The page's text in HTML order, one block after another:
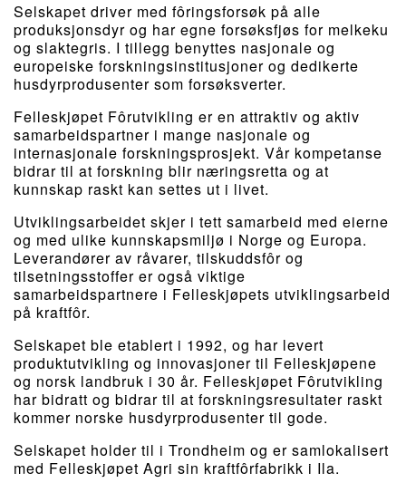
Selskapet driver med fôringsforsøk på alle
produksjonsdyr og har egne forsøksfjøs for melkeku
og slaktegris. I tillegg benyttes nasjonale og
europeiske forskningsinstitusjoner og dedikerte
husdyrprodusenter som forsøksverter.
Felleskjøpet Fôrutvikling er en attraktiv og aktiv
samarbeidspartner i mange nasjonale og
internasjonale forskningsprosjekt. Vår kompetanse
bidrar til at forskning blir næringsretta og at
kunnskap raskt kan settes ut i livet.
Utviklingsarbeidet skjer i tett samarbeid med eierne
og med ulike kunnskapsmiljø i Norge og Europa.
Leverandører av råvarer, tilskuddsfôr og
tilsetningsstoffer er også viktige
samarbeidspartnere i Felleskjøpets utviklingsarbeid
på kraftfôr.
Selskapet ble etablert i 1992, og har levert
produktutvikling og innovasjoner til Felleskjøpene
og norsk landbruk i 30 år. Felleskjøpet Fôrutvikling
har bidratt og bidrar til at forskningsresultater raskt
kommer norske husdyrprodusenter til gode.
Selskapet holder til i Trondheim og er samlokalisert
med Felleskjøpet Agri sin kraftfôrfabrikk i Ila.